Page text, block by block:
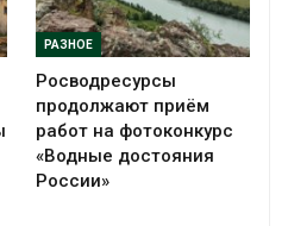
РАЗНОЕ
Росводресурсы
продолжают приём
работ на фотоконкурс
«Водные достояния
России»